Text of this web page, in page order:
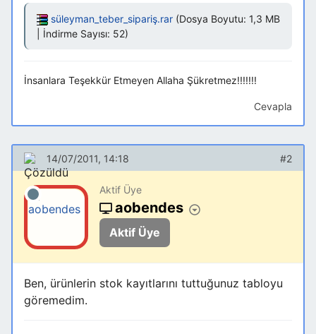
süleyman_teber_sipariş.rar(Dosya Boyutu: 1,3 MB
| İndirme Sayısı: 52)
İnsanlara Teşekkür Etmeyen Allaha Şükretmez!!!!!!!
Cevapla
14/07/2011, 14:18 #2
Aktif Üye
aobendes
Aktif Üye
Ben, ürünlerin stok kayıtlarını tuttuğunuz tabloyu
göremedim.